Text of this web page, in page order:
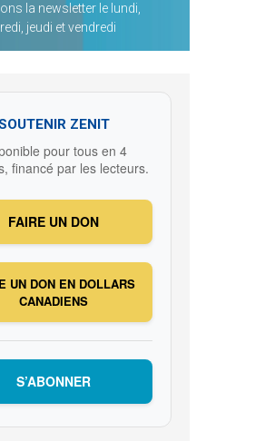
la newsletter le lundi,
jeudi et vendredi
ZENIT
pour tous en 4
financé par les lecteurs.
FAIRE UN DON
UN DON EN DOLLARS
CANADIENS
S’ABONNER